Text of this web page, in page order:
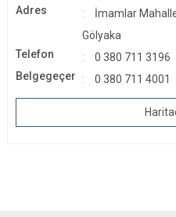
Gümüşova
Adres
İmamlar
Gölyaka
Telefon
0 380 711 3196
Belgegeçer
0 380 711 4001